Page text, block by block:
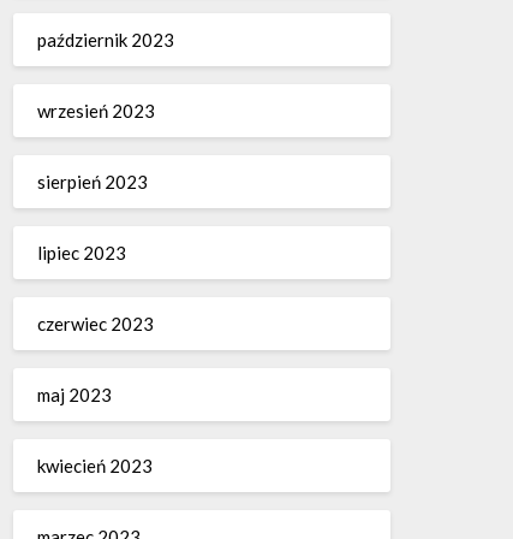
październik 2023
wrzesień 2023
sierpień 2023
lipiec 2023
czerwiec 2023
maj 2023
kwiecień 2023